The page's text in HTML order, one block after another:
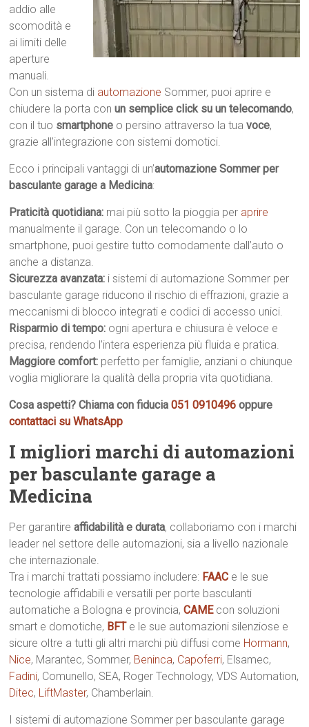
addio alle
scomodità e
ai limiti delle
aperture
manuali.
Con un sistema di automazione Sommer, puoi aprire e
chiudere la porta conun semplice click su un telecomando,
con il tuo smartphone o persino attraverso la tuavoce,
grazie all’integrazione con sistemi domotici.
Ecco i principali vantaggi di un’automazione Sommer per
basculante garage a Medicina:
Praticità quotidiana: mai più sotto la pioggia per aprire
manualmente il garage. Con un telecomando o lo
smartphone, puoi gestire tutto comodamente dall’auto o
anche a distanza.
Sicurezza avanzata: i sistemi di automazione Sommer per
basculante garage riducono il rischio di effrazioni, grazie a
meccanismi di blocco integrati e codici di accesso unici.
Risparmio di tempo: ogni apertura e chiusura è veloce e
precisa, rendendo l’intera esperienza più fluida e pratica.
Maggiore comfort: perfetto per famiglie, anziani o chiunque
voglia migliorare la qualità della propria vita quotidiana.
Cosa aspetti? Chiama con fiducia051 0910496 oppure
contattaci su WhatsApp
I migliori marchi di automazioni
per basculante garage a
Medicina
Per garantireaffidabilità e durata, collaboriamo con i marchi
leader nel settore delle automazioni, sia a livello nazionale
che internazionale.
Tra i marchi trattati possiamo includere: FAAC e le sue
tecnologie affidabili e versatili per porte basculanti
automatiche a Bologna e provincia,CAME con soluzioni
smart e domotiche, BFT e le sue automazioni silenziose e
sicure oltre a tutti gli altri marchi più diffusi come Hormann,
Nice, Marantec, Sommer, Beninca, Capoferri, Elsamec,
Fadini, Comunello, SEA, Roger Technology, VDS Automation,
Ditec, LiftMaster, Chamberlain.
I sistemi di automazione Sommer per basculante garage